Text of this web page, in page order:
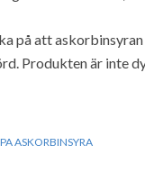
på att
Produkten är inte
ASKORBINSYRA